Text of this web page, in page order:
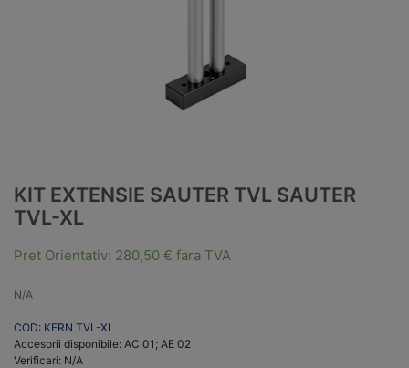
KIT EXTENSIE SAUTER TVL SAUTER
TVL-XL
Pret Orientativ: 280,50 € fara TVA
N/A
COD: KERN TVL-XL
Accesorii disponibile: AC 01; AE 02
Verificari: N/A